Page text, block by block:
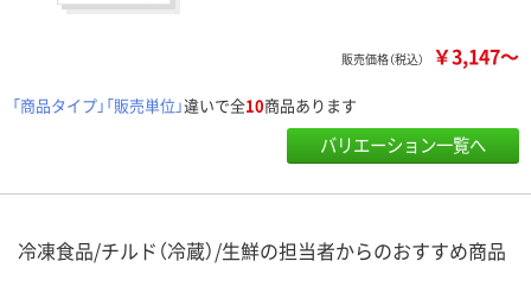
販売価格（税込） ￥3,147～
「商品タイプ」「販売単位」違いで全10商品あります
バリエーション一覧へ
冷凍食品/チルド（冷蔵）/生鮮の担当者からのおすすめ商品